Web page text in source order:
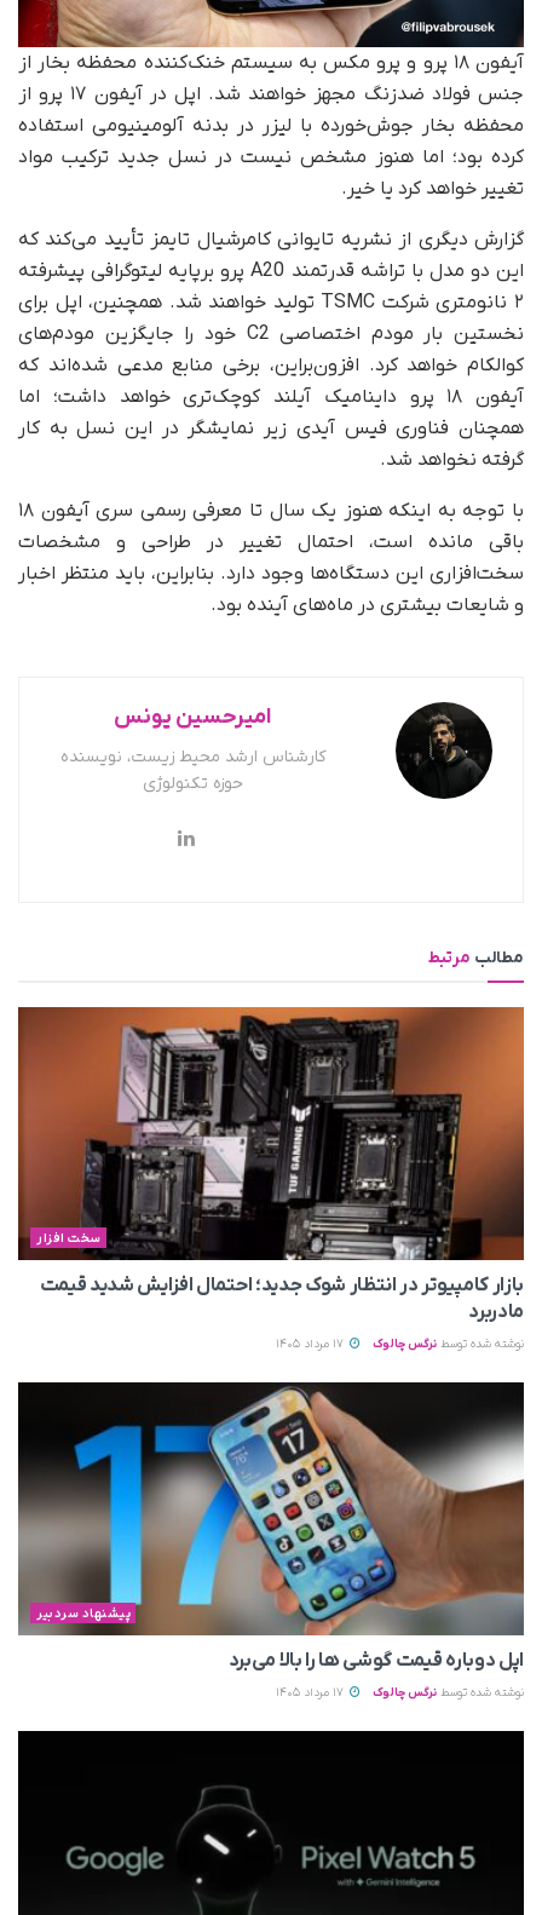
آیفون ۱۸ پرو و پرو مکس به سیستم خنک‌کننده محفظه بخار از
جنس فولاد ضدزنگ مجهز خواهند شد. اپل در آیفون ۱۷ پرو از
محفظه بخار جوش‌خورده با لیزر در بدنه آلومینیومی استفاده
کرده بود؛ اما هنوز مشخص نیست در نسل جدید ترکیب مواد
تغییر خواهد کرد یا خیر.
گزارش دیگری از نشریه تایوانی کامرشیال تایمز تأیید می‌کند که
این دو مدل با تراشه قدرتمند A20 پرو بر‌پایه لیتوگرافی پیشرفته
۲ نانومتری شرکت TSMC تولید خواهند شد. همچنین، اپل برای
نخستین بار مودم اختصاصی C2 خود را جایگزین مودم‌های
کوالکام خواهد کرد. افزون‌براین، برخی منابع مدعی شده‌اند که
آیفون ۱۸ پرو داینامیک آیلند کوچک‌تری خواهد داشت؛ اما
همچنان فناوری فیس آیدی زیر نمایشگر در این نسل به کار
گرفته نخواهد شد.
با توجه به اینکه هنوز یک سال تا معرفی رسمی سری آیفون ۱۸
باقی مانده است، احتمال تغییر در طراحی و مشخصات
سخت‌افزاری این دستگاه‌ها وجود دارد. بنابراین، باید منتظر اخبار
و شایعات بیشتری در ماه‌های آینده بود.
امیرحسین یونس
کارشناس ارشد محیط زیست، نویسنده
حوزه تکنولوژی
مطالب مرتبط
سخت افزار
بازار کامپیوتر در انتظار شوک جدید؛ احتمال افزایش شدید قیمت
مادربرد
نوشته شده توسط نرگس چالوک
پیشنهاد سردبیر
اپل دوباره قیمت‌ گوشی ها را بالا می‌برد
نوشته شده توسط نرگس چالوک